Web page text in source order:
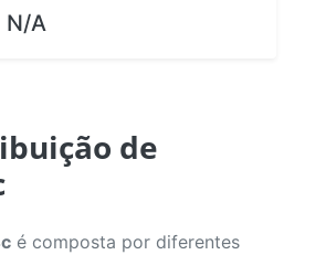
N/A
de
é composta por diferentes